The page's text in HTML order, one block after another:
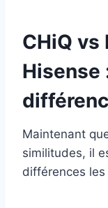
CHiQ vs
Hisense
Maintenant
similitudes, il
différences